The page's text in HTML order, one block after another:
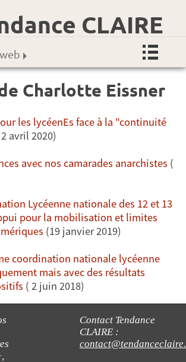
CLAIRE
Charlotte Eissner
les lycéenEs face à la "continuité
avril 2020)
avec nos camarades anarchistes (
Lycéenne nationale des 12 et 13
pour la mobilisation et limites
(19 janvier 2019)
coordination nationale lycéenne
mais avec des résultats
( 2 juin 2018)
Contact Tendance
CLAIRE :